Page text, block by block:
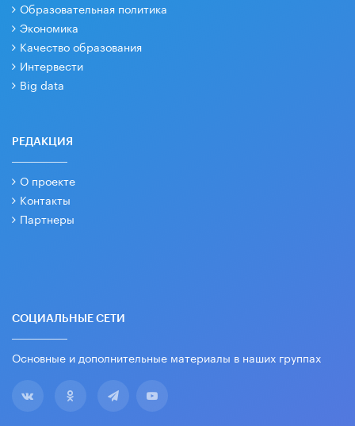
Образовательная политика
Экономика
Качество образования
Интервести
Big data
РЕДАКЦИЯ
О проекте
Контакты
Партнеры
СОЦИАЛЬНЫЕ СЕТИ
Основные и дополнительные материалы в наших группах